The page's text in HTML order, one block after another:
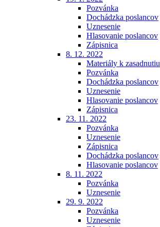
Pozvánka
Dochádzka poslancov
Uznesenie
Hlasovanie poslancov
Zápisnica
8. 12. 2022
Materiály k zasadnutiu
Pozvánka
Dochádzka poslancov
Uznesenie
Hlasovanie poslancov
Zápisnica
23. 11. 2022
Pozvánka
Uznesenie
Zápisnica
Dochádzka poslancov
Hlasovanie poslancov
8. 11. 2022
Pozvánka
Uznesenie
29. 9. 2022
Pozvánka
Uznesenie